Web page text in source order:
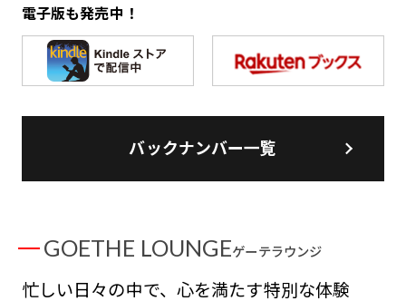
電子版も発売中！
バックナンバー一覧
GOETHE LOUNGEゲーテラウンジ
忙しい日々の中で、心を満たす特別な体験